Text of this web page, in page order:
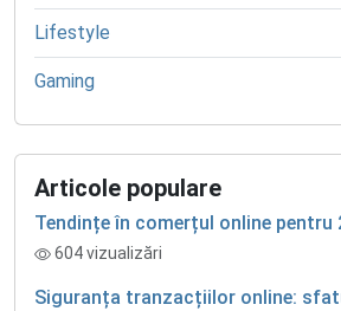
Lifestyle
Gaming
Articole populare
Tendințe în comerțul online pentru
604 vizualizări
Siguranța tranzacțiilor online: